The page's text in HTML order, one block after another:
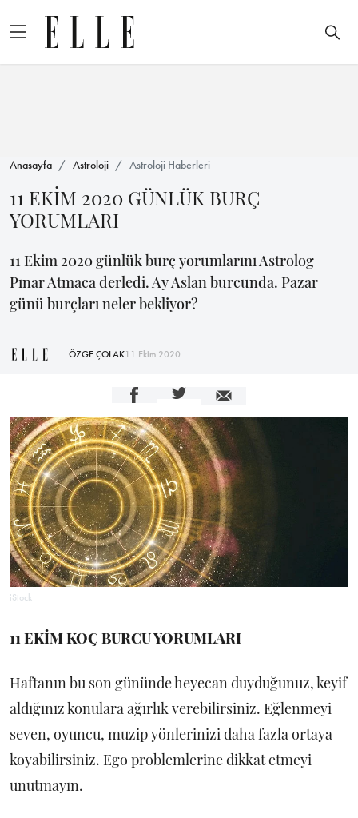
Anasayfa Astroloji Astroloji Haberleri
11 EKİM 2020 GÜNLÜK BURÇ
YORUMLARI
11 Ekim 2020 günlük burç yorumlarını Astrolog
Pınar Atmaca derledi. Ay Aslan burcunda. Pazar
günü burçları neler bekliyor?
ÖZGE ÇOLAK11 Ekim 2020
iStock
11 EKİM KOÇ BURCU YORUMLARI
Haftanın bu son gününde heyecan duyduğunuz, keyif
aldığınız konulara ağırlık verebilirsiniz. Eğlenmeyi
seven, oyuncu, muzip yönlerinizi daha fazla ortaya
koyabilirsiniz. Ego problemlerine dikkat etmeyi
unutmayın.